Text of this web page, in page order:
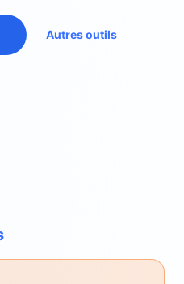
Autres outils